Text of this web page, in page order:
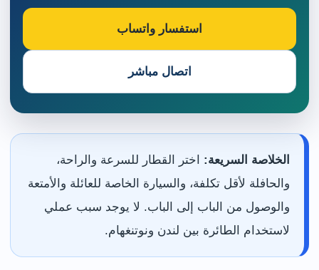
استفسار واتساب
اتصال مباشر
الخلاصة السريعة: اختر القطار للسرعة والراحة،
والحافلة لأقل تكلفة، والسيارة الخاصة للعائلة والأمتعة
والوصول من الباب إلى الباب. لا يوجد سبب عملي
لاستخدام الطائرة بين لندن ونوتنغهام.